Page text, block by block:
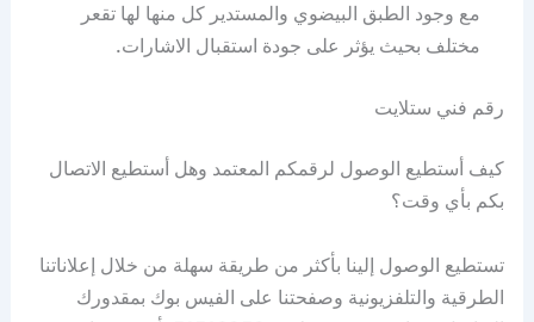
مع وجود الطبق البيضوي والمستدير كل منها لها تقعر
مختلف بحيث يؤثر على جودة استقبال الاشارات.
رقم فني ستلايت
كيف أستطيع الوصول لرقمكم المعتمد وهل أستطيع الاتصال
بكم بأي وقت؟
تستطيع الوصول إلينا بأكثر من طريقة سهلة من خلال إعلاناتنا
الطرقية والتلفزيونية وصفحتنا على الفيس بوك بمقدورك